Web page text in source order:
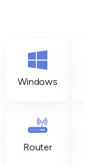
Windows
Router